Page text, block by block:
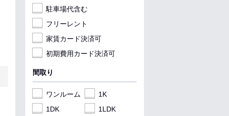
駐車場代含む
フリーレント
家賃カード決済可
初期費用カード決済可
間取り
ワンルーム
1K
1DK
1LDK